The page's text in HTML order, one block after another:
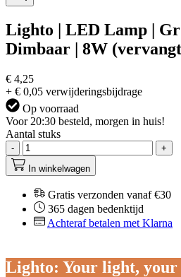
Lighto | LED Lamp |
Dimbaar | 8W
€ 4,25
+ € 0,05 verwijderingsbijdrage
Op voorraad
Voor 20:30 besteld, morgen in huis!
Aantal stuks
-
+
In winkelwagen
Gratis verzonden vanaf €30
365 dagen bedenktijd
Achteraf betalen met Klarna
Lighto: Your light, your